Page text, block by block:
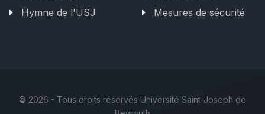
Hymne de l'USJ
Mesures de sécurité
© 2026 - Tous droits réservés Université Saint-Joseph de